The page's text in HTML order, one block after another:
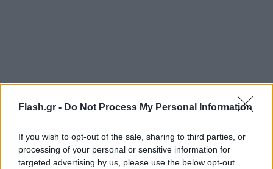
Flash.gr - Do Not Process My Personal Information
If you wish to opt-out of the sale, sharing to third parties, or
processing of your personal or sensitive information for
targeted advertising by us, please use the below opt-out
Εισαγωγικών Κατευθύνσεων, η εισαγωγή στις
ή πρακτικές δοκιμασίες, ο συντελεστής βαρύτητας
που αποδίδεται στο ειδικό μάθημα ή τις πρακτικές